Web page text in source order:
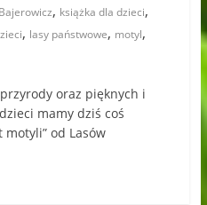
, książka dla dzieci,
, lasy państwowe, motyl,
oraz pięknych i
mamy dziś coś
od Lasów